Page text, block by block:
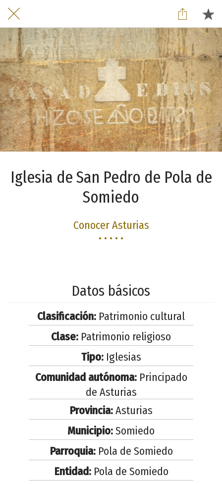
Iglesia de San Pedro de Pola de
Somiedo
Conocer Asturias
• • • • •
Datos básicos
Clasificación: Patrimonio cultural
Clase: Patrimonio religioso
Tipo:Iglesias
Comunidad autónoma:Principado
de Asturias
Provincia:Asturias
Municipio:Somiedo
Parroquia:Pola de Somiedo
Entidad:Pola de Somiedo